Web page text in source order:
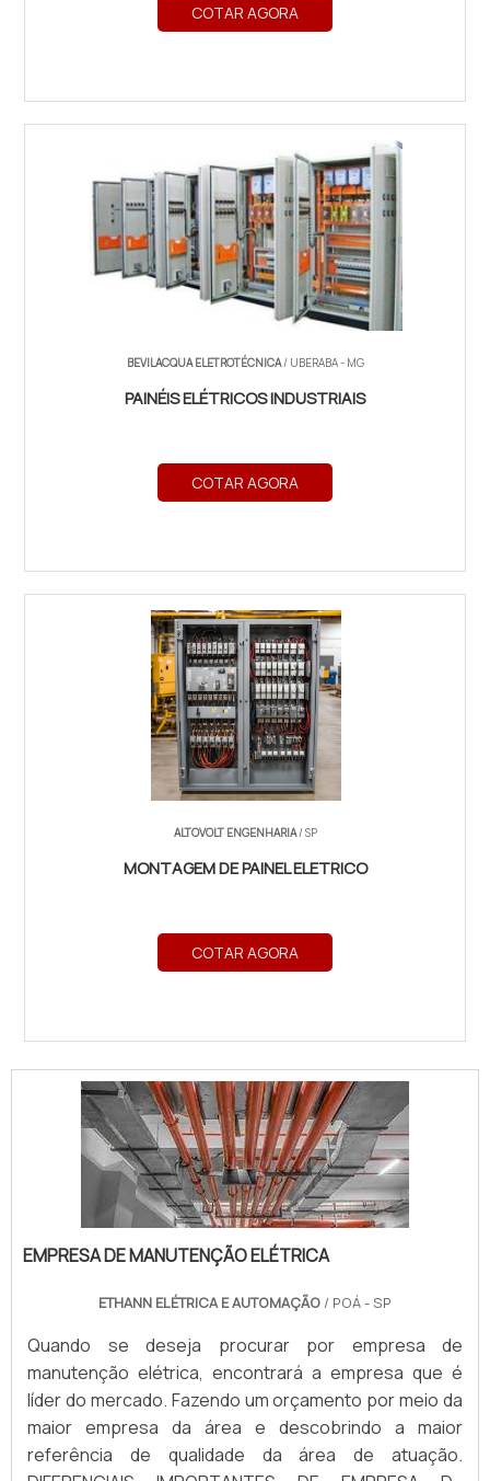
COTAR AGORA
BEVILACQUA ELETROTÉCNICA/ UBERABA - MG
PAINÉIS ELÉTRICOS INDUSTRIAIS
COTAR AGORA
ALTOVOLT ENGENHARIA/ SP
MONTAGEM DE PAINEL ELETRICO
COTAR AGORA
EMPRESA DE MANUTENÇÃO ELÉTRICA
ETHANN ELÉTRICA E AUTOMAÇÃO / POÁ - SP
Quando se deseja procurar por empresa de
manutenção elétrica, encontrará a empresa que é
líder do mercado. Fazendo um orçamento por meio da
maior empresa da área e descobrindo a maior
referência de qualidade da área de atuação.